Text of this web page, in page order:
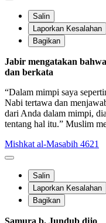
Salin
Laporkan Kesalahan
Bagikan
Jabir mengatakan
dan berkata
“Dalam mimpi saya
Nabi tertawa dan
dari Anda dalam mimpi,
tentang hal itu.” Muslim
Mishkat al-Masabih 4621
Salin
Laporkan Kesalahan
Bagikan
Samura b. Jundub dijo